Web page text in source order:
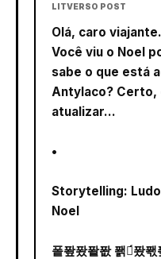
LITVERSO POST
Olá, caro viajante.
Você viu o Noel
sabe o que está
Antylaco?
atualizar...
•
Storytelling:
Noel
퐅퐢퐜퐡퐚 퐭퐞́퐜